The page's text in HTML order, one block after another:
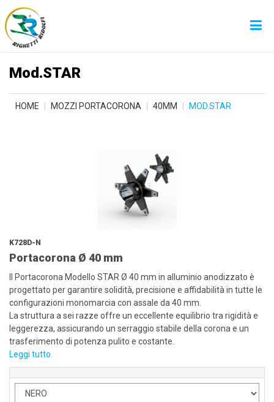
Mod.STAR
HOME MOZZI PORTACORONA 40MM MOD.STAR
K728D-N
Portacorona Ø 40 mm
Il Portacorona Modello STAR Ø 40 mm in alluminio anodizzato è
progettato per garantire solidità, precisione e affidabilità in tutte le
configurazioni monomarcia con assale da 40 mm.
La struttura a sei razze offre un eccellente equilibrio tra rigidità e
leggerezza, assicurando un serraggio stabile della corona e un
trasferimento di potenza pulito e costante.
Leggi tutto